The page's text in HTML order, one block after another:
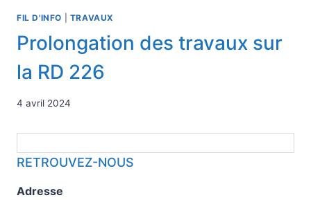
FIL D'INFO TRAVAUX
Prolongation des travaux sur
la RD 226
4 avril 2024
RETROUVEZ-NOUS
Adresse